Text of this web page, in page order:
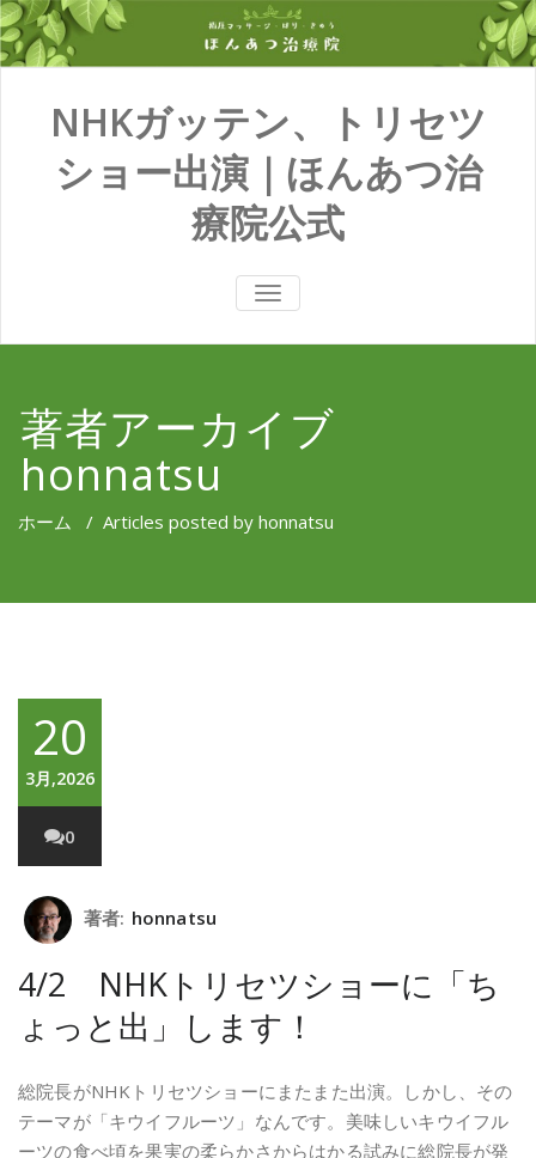
NHKガッテン、トリセツ
ショー出演｜ほんあつ治
療院公式
TOGGLE
著者アーカイブ
honnatsu
ホーム / Articles posted by honnatsu
20
3月,2026
0
著者: honnatsu
4/2 NHKトリセツショーに「ち
ょっと出」します！
総院長がNHKトリセツショーにまたまた出演。しかし、その
テーマが「キウイフルーツ」なんです。美味しいキウイフル
ーツの食べ頃を果実の柔らかさからはかる試みに総院長が発